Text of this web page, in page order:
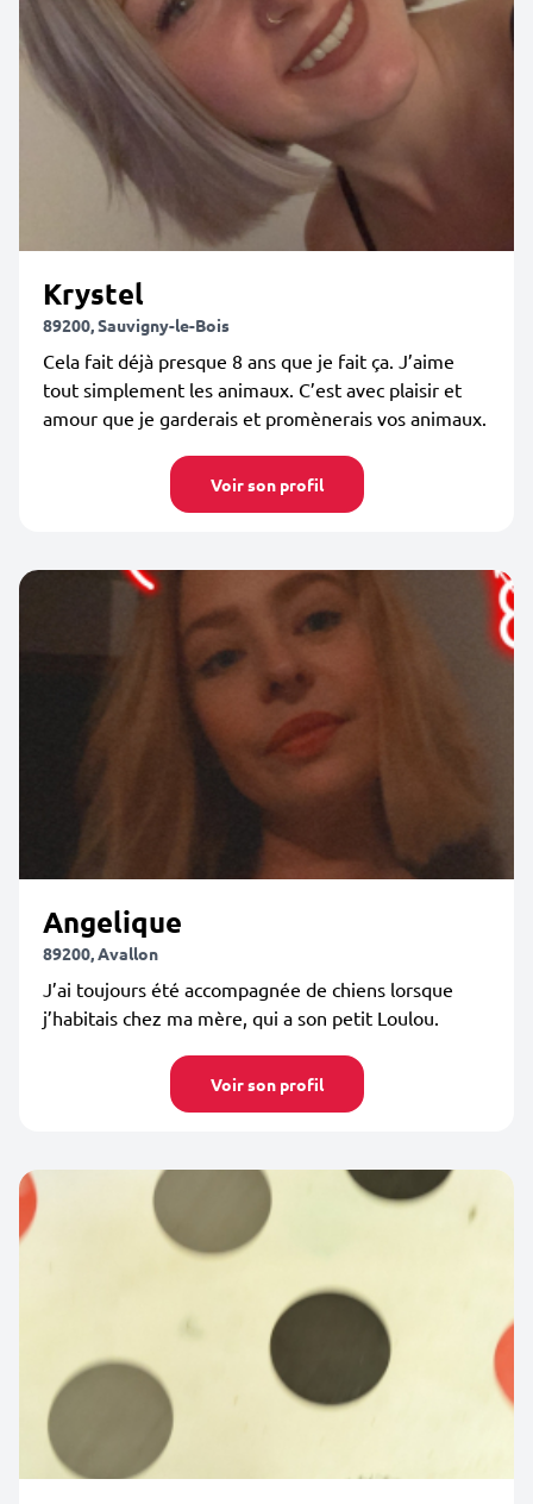
Krystel
89200, Sauvigny-le-Bois
Cela fait déjà presque 8 ans que je fait ça. J’aime
tout simplement les animaux. C’est avec plaisir et
amour que je garderais et promènerais vos animaux.
Voir son profil
Angelique
89200, Avallon
J’ai toujours été accompagnée de chiens lorsque
j’habitais chez ma mère, qui a son petit Loulou.
Voir son profil